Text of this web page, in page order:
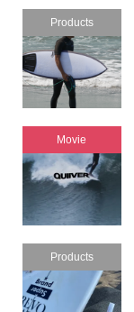
Products
Movie
Products